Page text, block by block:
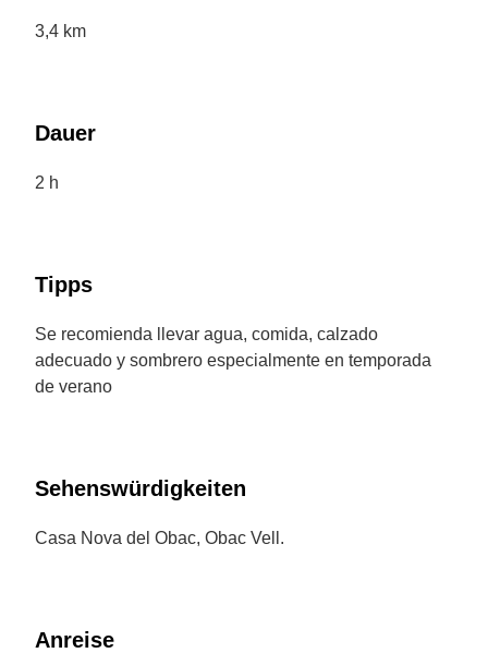
3,4 km
Dauer
2 h
Tipps
Se recomienda llevar agua, comida, calzado
adecuado y sombrero especialmente en temporada
de verano
Sehenswürdigkeiten
Casa Nova del Obac, Obac Vell.
Anreise